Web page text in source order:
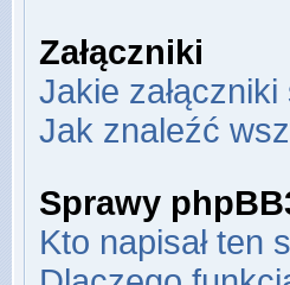
Załączniki
Jakie
Jak znaleźć
Sprawy
Kto napisał ten